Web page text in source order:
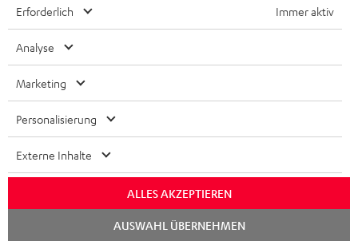
„… in der Tat ziemlich beachtlich.“
Erforderlich Immer aktiv
Analyse
Marketing
Personalisierung
Externe Inhalte
ALLES AKZEPTIEREN
AUSWAHL ÜBERNEHMEN